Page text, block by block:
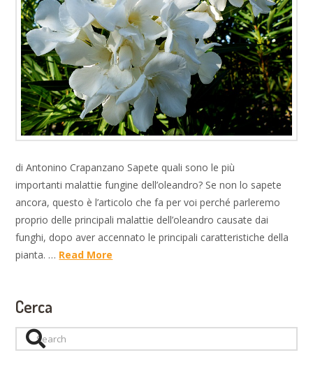
di Antonino Crapanzano Sapete quali sono le più
importanti malattie fungine dell’oleandro? Se non lo sapete
ancora, questo è l’articolo che fa per voi perché parleremo
proprio delle principali malattie dell’oleandro causate dai
funghi, dopo aver accennato le principali caratteristiche della
pianta. … Read More
Cerca
Search